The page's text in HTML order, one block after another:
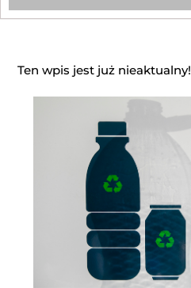
Ten wpis jest już nieaktualny!